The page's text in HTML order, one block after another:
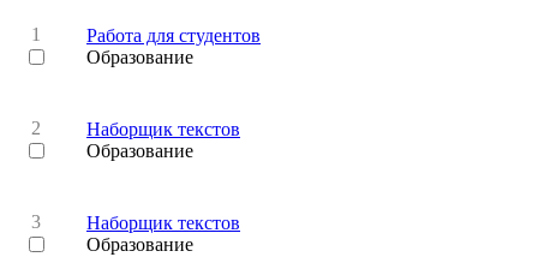
1
Работа для студентов
Образование
2
Наборщик текстов
Образование
3
Наборщик текстов
Образование